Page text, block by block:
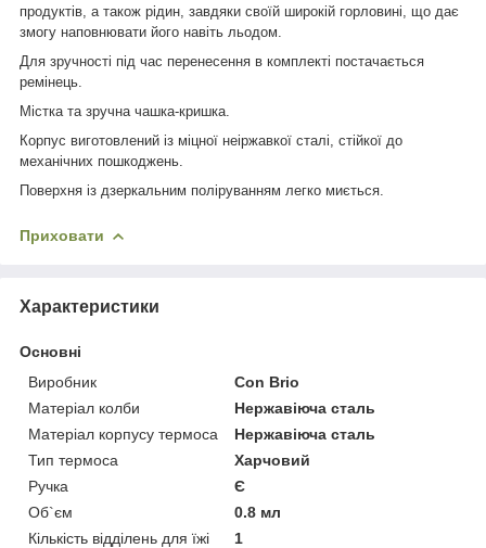
продуктів, а також рідин, завдяки своїй широкій горловині, що дає
змогу наповнювати його навіть льодом.
Для зручності під час перенесення в комплекті постачається
ремінець.
Містка та зручна чашка-кришка.
Корпус виготовлений із міцної неіржавкої сталі, стійкої до
механічних пошкоджень.
Поверхня із дзеркальним поліруванням легко миється.
Приховати
Характеристики
Основні
Виробник
Con Brio
Матеріал колби
Нержавіюча сталь
Матеріал корпусу термоса
Нержавіюча сталь
Тип термоса
Харчовий
Ручка
Є
Об`єм
0.8 мл
Кількість відділень для їжі
1